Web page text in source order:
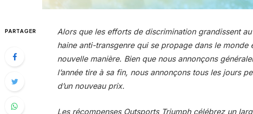
PARTAGER
Alors que les efforts de discrimination grandissent
haine anti-transgenre qui se propage dans le monde
nouvelle manière. Bien que nous annonçons
l’année tire à sa fin, nous annonçons tous les jours
d’un nouveau prix.
Les récompenses Outsports Triumphcélébrez un